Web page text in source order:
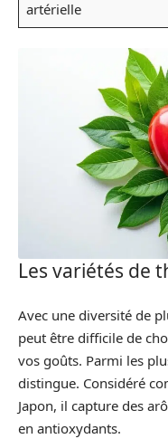
artérielle
Les variétés de
Avec une diversité de
peut être difficile de
vos goûts. Parmi les
distingue. Considéré
Japon, il capture des
en antioxydants.